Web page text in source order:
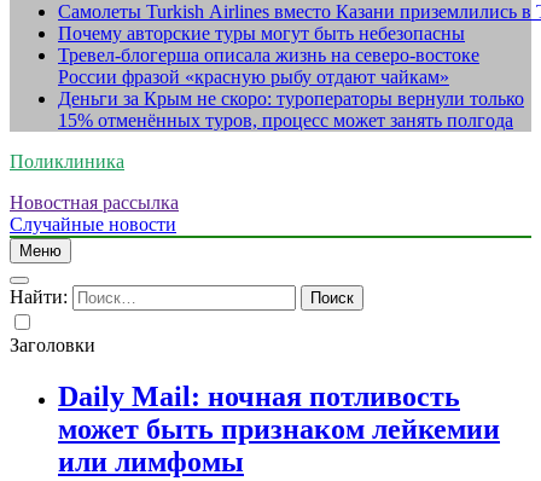
Самолеты Turkish Airlines вместо Казани приземлились в
Почему авторские туры могут быть небезопасны
Тревел-блогерша описала жизнь на северо-востоке
России фразой «красную рыбу отдают чайкам»
Деньги за Крым не скоро: туроператоры вернули только
15% отменённых туров, процесс может занять полгода
Поликлиника
Новостная рассылка
Случайные новости
Меню
Найти:
Заголовки
Daily Mail: ночная потливость
может быть признаком лейкемии
или лимфомы